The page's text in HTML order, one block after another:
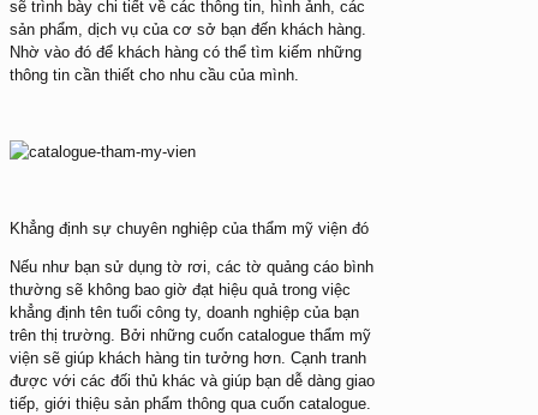
sẽ trình bày chi tiết về các thông tin, hình ảnh, các
sản phẩm, dịch vụ của cơ sở bạn đến khách hàng.
Nhờ vào đó để khách hàng có thể tìm kiếm những
thông tin cần thiết cho nhu cầu của mình.
Khẳng định sự chuyên nghiệp của thẩm mỹ viện đó
Nếu như bạn sử dụng tờ rơi, các tờ quảng cáo bình
thường sẽ không bao giờ đạt hiệu quả trong việc
khẳng định tên tuổi công ty, doanh nghiệp của bạn
trên thị trường. Bởi những cuốn catalogue thẩm mỹ
viện sẽ giúp khách hàng tin tưởng hơn. Cạnh tranh
được với các đối thủ khác và giúp bạn dễ dàng giao
tiếp, giới thiệu sản phẩm thông qua cuốn catalogue.